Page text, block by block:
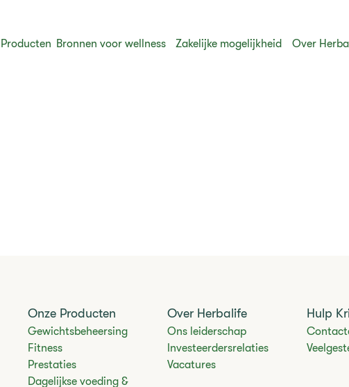
Producten Bronnen voor wellness Zakelijke mogelijkheid Over
Onze Producten
Gewichtsbeheersing
Fitness
Prestaties
Dagelijkse voeding &
Over Herbalife
Ons leiderschap
Investeerdersrelaties
Vacatures
Hulp